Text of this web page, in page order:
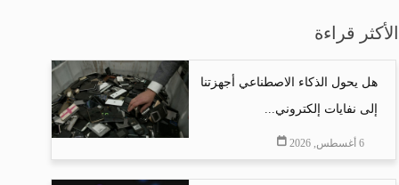
الأكثر قراءة
هل يحول الذكاء الاصطناعي أجهزتنا
إلى نفايات إلكتروني...
6 أغسطس, 2026